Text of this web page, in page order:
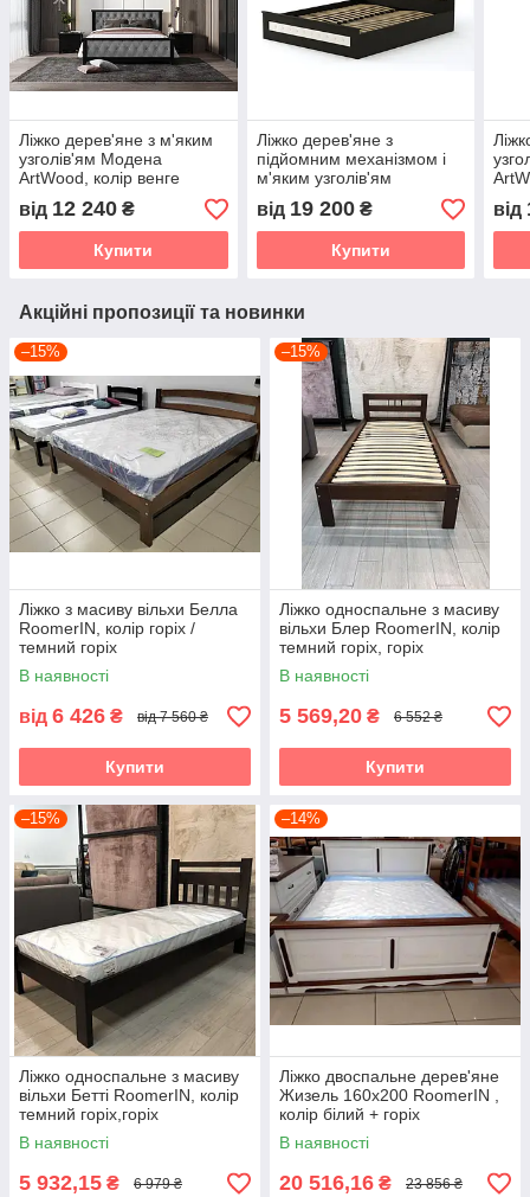
Ліжко дерев'яне з м'яким
узголів'ям Модена
ArtWood, колір венге
від 12 240 ₴
Купити
Ліжко дерев'яне з
підйомним механізмом і
м'яким узголів'ям
Валенсія ArtWood, колір
венге
від 19 200₴
Купити
від
Акційні пропозиції та новинки
–15%
Ліжко з масиву вільхи Белла
RoomerIN, колір горіх /
темний горіх
В наявності
від 6 426 ₴ від 7 560 ₴
Купити
–15%
Ліжко односпальне з масиву
вільхи Блер RoomerIN, колір
темний горіх, горіх
В наявності
5 569,20 ₴ 6 552 ₴
Купити
–15%
Ліжко односпальне з масиву
вільхи Бетті RoomerIN, колір
темний горіх,горіх
В наявності
5 932,15 ₴ 6 979 ₴
–14%
Ліжко двоспальне дерев'яне
Жизель 160х200 RoomerIN ,
колір білий + горіх
В наявності
20 516,16 ₴ 23 856 ₴